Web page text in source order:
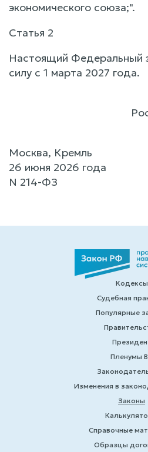
экономического союза;".
Статья 2
Настоящий Федеральный
силу с 1 марта 2027 года.
Москва, Кремль
26 июня 2026 года
N 214-ФЗ
Кодексы
Судебная
Популярные
Пленумы
Изменения в
Законы
Справочные
Образцы